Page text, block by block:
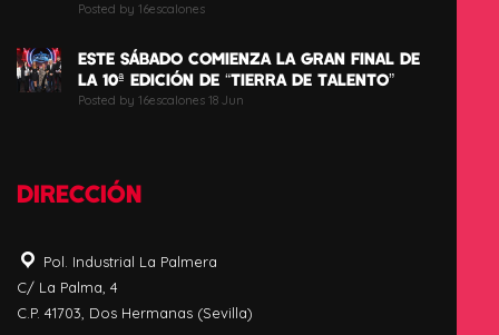
Posted by 16escalones
ESTE SÁBADO COMIENZA LA GRAN FINAL DE
LA 10ª EDICIÓN DE “TIERRA DE TALENTO”
Posted by 16escalones 18 Jun
DIRECCIÓN
Pol. Industrial La Palmera
C/ La Palma, 4
C.P. 41703, Dos Hermanas (Sevilla)